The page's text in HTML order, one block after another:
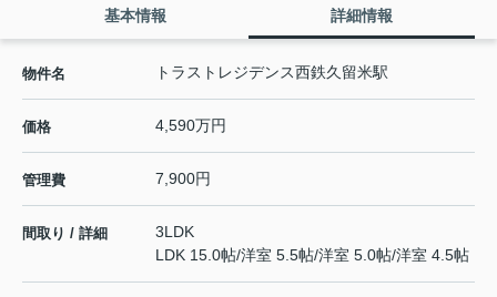
基本情報 詳細情報
物件名 トラストレジデンス西鉄久留米駅
価格 4,590万円
管理費 7,900円
間取り / 詳細
3LDK
LDK 15.0帖/洋室 5.5帖/洋室 5.0帖/洋室 4.5帖